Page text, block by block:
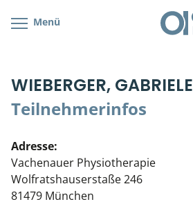
Menü
WIEBERGER, GABRIELE
Teilnehmerinfos
Adresse:
Vachenauer Physiotherapie
Wolfratshauserstaße 246
81479 München
Cranial/Neurale Osteopathie
Parietale Osteopathie
Viszerale Osteopathie
Klinische & Praktische Kurse
Bonus-Programm
Veranstaltungsticket DB
Wissenswertes
Teilnehmerliste
Stellenbörse
Soziales Engagement